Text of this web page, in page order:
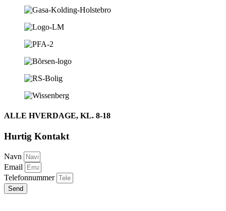
ALLE HVERDAGE, KL. 8-18
Hurtig Kontakt
Navn
Email
Telefonnummer
Send